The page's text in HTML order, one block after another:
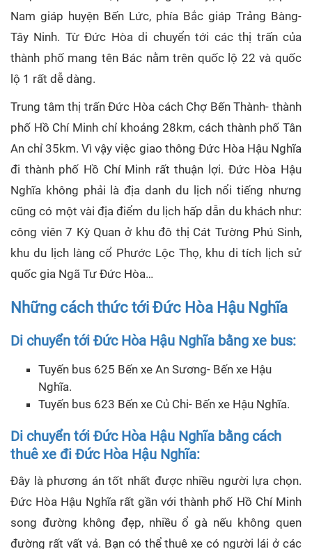
Nam giáp huyện Bến Lức, phía Bắc giáp Trảng Bàng-
Tây Ninh. Từ Đức Hòa di chuyển tới các thị trấn của
thành phố mang tên Bác nằm trên quốc lộ 22 và quốc
lộ 1 rất dễ dàng.
Trung tâm thị trấn Đức Hòa cách Chợ Bến Thành- thành
phố Hồ Chí Minh chỉ khoảng 28km, cách thành phố Tân
An chỉ 35km. Vì vậy việc giao thông Đức Hòa Hậu Nghĩa
đi thành phố Hồ Chí Minh rất thuận lợi. Đức Hòa Hậu
Nghĩa không phải là địa danh du lịch nổi tiếng nhưng
cũng có một vài địa điểm du lịch hấp dẫn du khách như:
công viên 7 Kỳ Quan ở khu đô thị Cát Tường Phú Sinh,
khu du lịch làng cổ Phước Lộc Thọ, khu di tích lịch sử
quốc gia Ngã Tư Đức Hòa…
Những cách thức tới Đức Hòa Hậu Nghĩa
Di chuyển tới Đức Hòa Hậu Nghĩa bằng xe bus:
Tuyến bus 625 Bến xe An Sương- Bến xe Hậu
Nghĩa.
Tuyến bus 623 Bến xe Củ Chi- Bến xe Hậu Nghĩa.
Di chuyển tới Đức Hòa Hậu Nghĩa bằng cách
thuê xe đi Đức Hòa Hậu Nghĩa:
Đây là phương án tốt nhất được nhiều người lựa chọn.
Đức Hòa Hậu Nghĩa rất gần với thành phố Hồ Chí Minh
song đường không đẹp, nhiều ổ gà nếu không quen
đường rất vất vả. Bạn có thể thuê xe có người lái ở các